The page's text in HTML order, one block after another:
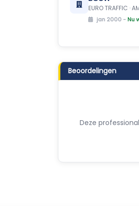
EURO TRAFFIC ·
jan 2000 - Nu
Beoordelingen
Deze